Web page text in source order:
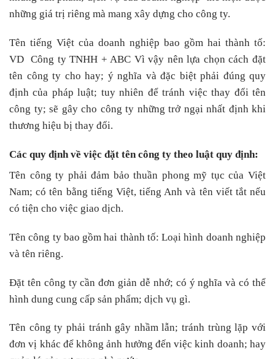
những giá trị riêng mà mang xây dựng cho công ty.
Tên tiếng Việt của doanh nghiệp bao gồm hai thành tố:
VD Công ty TNHH + ABC Vì vậy nên lựa chọn cách đặt
tên công ty cho hay; ý nghĩa và đặc biệt phải đúng quy
định của pháp luật; tuy nhiên để tránh việc thay đổi tên
công ty; sẽ gây cho công ty những trở ngại nhất định khi
thương hiệu bị thay đổi.
Các quy định về việc đặt tên công ty theo luật quy định:
Tên công ty phải đảm bảo thuần phong mỹ tục của Việt
Nam; có tên bằng tiếng Việt, tiếng Anh và tên viết tắt nếu
có tiện cho việc giao dịch.
Tên công ty bao gồm hai thành tố: Loại hình doanh nghiệp
và tên riêng.
Đặt tên công ty cần đơn giản dễ nhớ; có ý nghĩa và có thể
hình dung cung cấp sản phẩm; dịch vụ gì.
Tên công ty phải tránh gây nhầm lẫn; tránh trùng lặp với
đơn vị khác để không ảnh hưởng đến việc kinh doanh; hay